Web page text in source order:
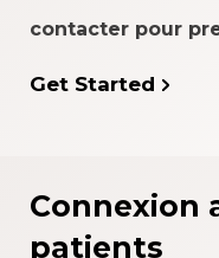
contacter pour
Get Started
Connexion
patients